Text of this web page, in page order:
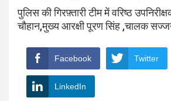
पुलिस की गिरफ़्तारी टीम में वरिष्ठ
चौहान,मुख्य आरक्षी पूरण सिंह ,चालक
Facebook Twitter
LinkedIn